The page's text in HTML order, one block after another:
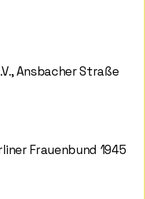
Ansbacher Straße
Frauenbund 1945